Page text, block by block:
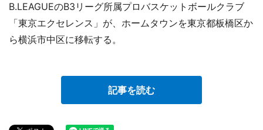
B.LEAGUEのB3リーグ所属プロバスケットボールクラブ
「東京エクセレンス」が、ホームタウンを東京都板橋区か
ら横浜市中区に移転する。
記事を読む